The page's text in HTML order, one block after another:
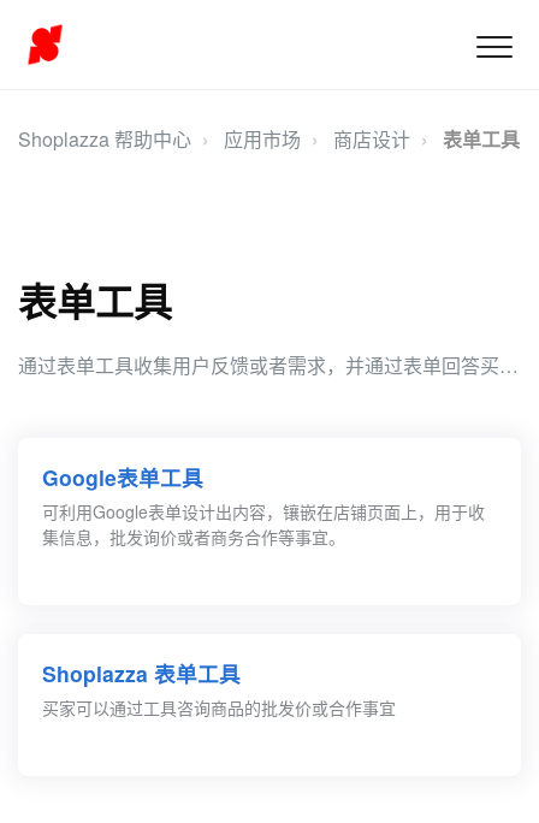
Shoplazza 帮助中心 应用市场 商店设计 表单工具
表单工具
通过表单工具收集用户反馈或者需求，并通过表单回答买家的批发价或合作事宜咨询，是一种有效的沟通和协作方式，有助于改进产品或服务，并促成商业合作。
Google表单工具
可利用Google表单设计出内容，镶嵌在店铺页面上，用于收
集信息，批发询价或者商务合作等事宜。
Shoplazza 表单工具
买家可以通过工具咨询商品的批发价或合作事宜